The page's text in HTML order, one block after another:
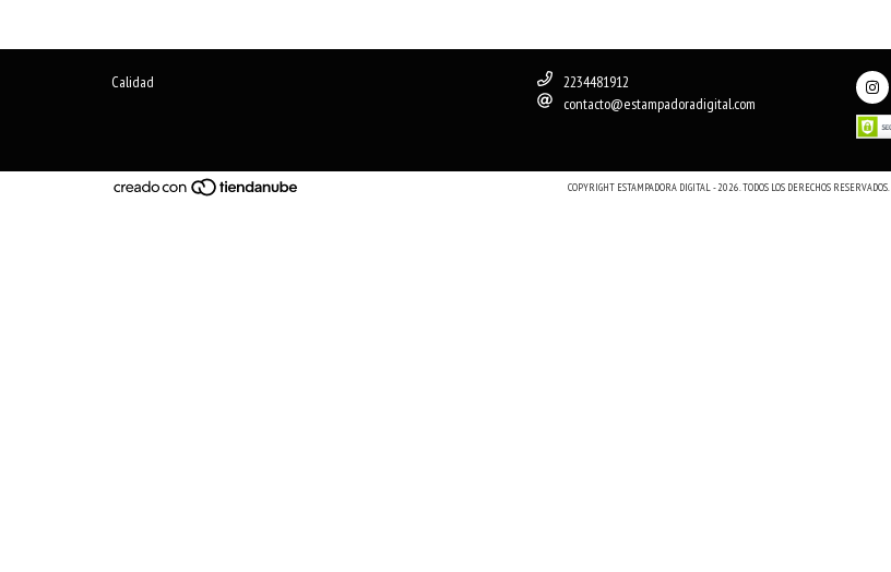
Calidad
2234481912
contacto@estampadoradigital.com
COPYRIGHT ESTAMPADORA DIGITAL - 2026. TODOS LOS DERECHOS RESERVADOS.